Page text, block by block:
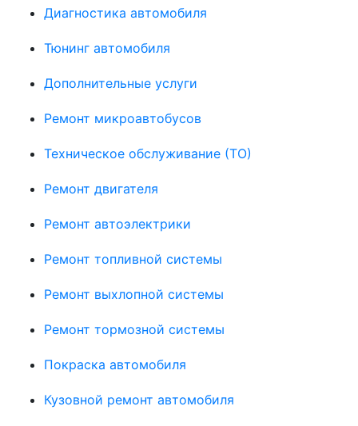
Диагностика автомобиля
Тюнинг автомобиля
Дополнительные услуги
Ремонт микроавтобусов
Техническое обслуживание (ТО)
Ремонт двигателя
Ремонт автоэлектрики
Ремонт топливной системы
Ремонт выхлопной системы
Ремонт тормозной системы
Покраска автомобиля
Кузовной ремонт автомобиля